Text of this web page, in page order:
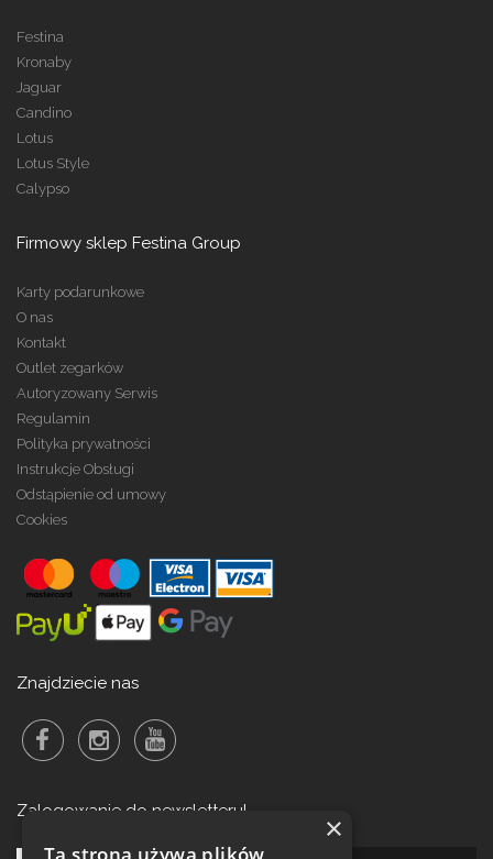
Festina
Kronaby
Jaguar
Candino
Lotus
Lotus Style
Calypso
Firmowy sklep Festina Group
Karty podarunkowe
O nas
Kontakt
Outlet zegarków
Autoryzowany Serwis
Regulamin
Polityka prywatności
Instrukcje Obsługi
Odstąpienie od umowy
Cookies
Znajdziecie nas
Zalogowanie do newsletteru! ×